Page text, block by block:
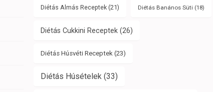
Diétás Almás Receptek(21) Diétás Banános Süti (18)
Diétás Cukkini Receptek(26)
Diétás Húsvéti Receptek (23)
Diétás Húsételek (33)